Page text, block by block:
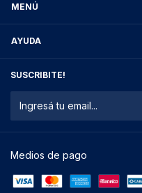
MENÚ
AYUDA
SUSCRIBITE!
Medios de pago